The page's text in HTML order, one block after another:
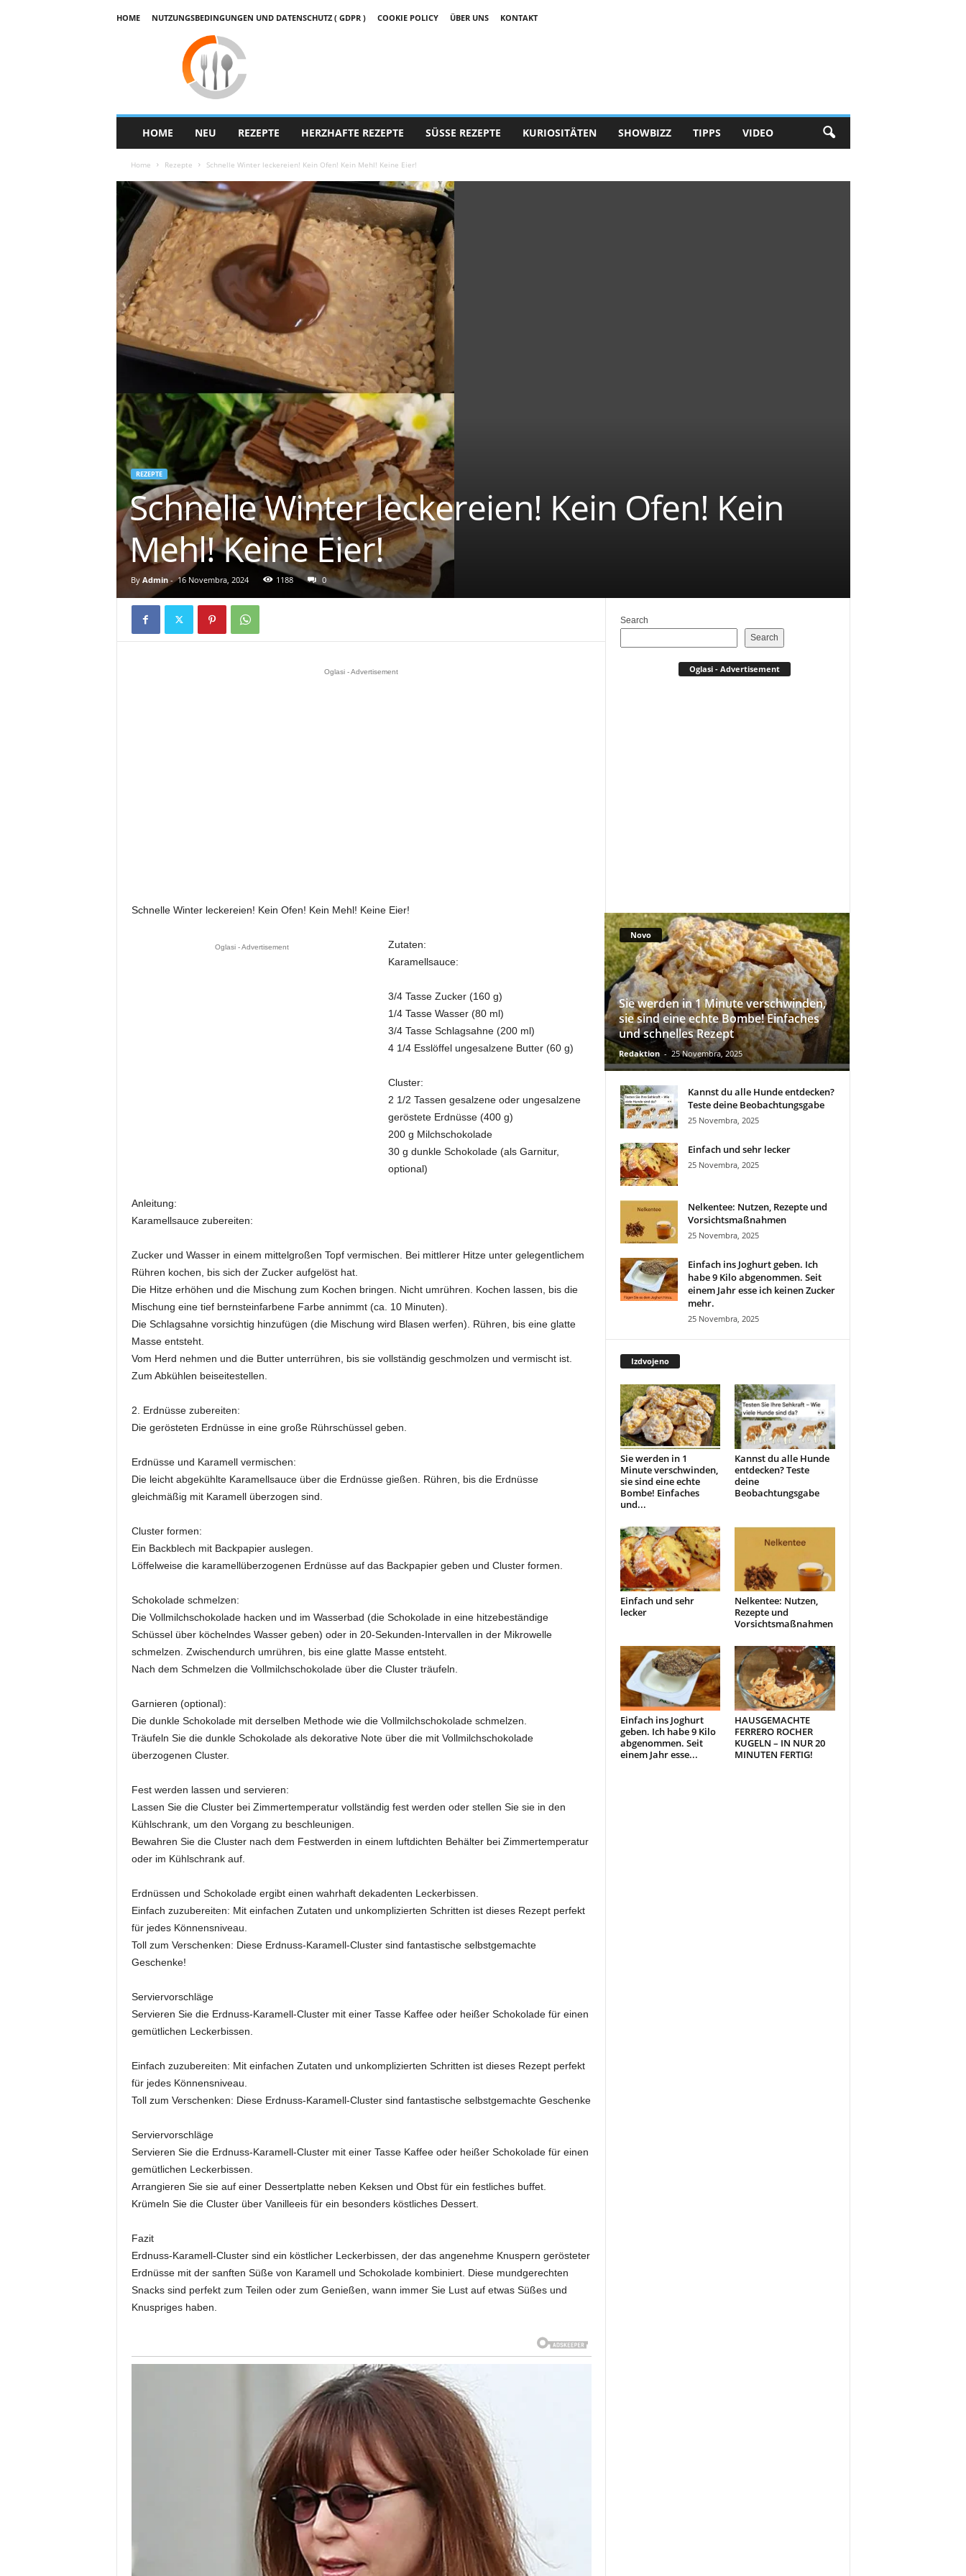
HOME NUTZUNGSBEDINGUNGEN UND DATENSCHUTZ ( GDPR ) COOKIE POLICY ÜBER UNS
KONTAKT
HOME NEU REZEPTE HERZHAFTE REZEPTE SÜSSE REZEPTE KURIOSITÄTEN SHOWBIZZ TIPPS VIDEO
Home Rezepte Schnelle Winter leckereien! Kein Ofen! Kein Mehl! Keine Eier!
REZEPTE
Schnelle Winter leckereien! Kein Ofen! Kein
Mehl! Keine Eier!
By Admin- 16 Novembra, 2024 1188 0
Oglasi - Advertisement
Schnelle Winter leckereien! Kein Ofen! Kein Mehl! Keine Eier!
Oglasi - Advertisement
Zutaten:
Karamellsauce:
3/4 Tasse Zucker (160 g)
1/4 Tasse Wasser (80 ml)
3/4 Tasse Schlagsahne (200 ml)
4 1/4 Esslöffel ungesalzene Butter (60 g)
Cluster:
2 1/2 Tassen gesalzene oder ungesalzene
geröstete Erdnüsse (400 g)
200 g Milchschokolade
30 g dunkle Schokolade (als Garnitur,
optional)
Anleitung:
Karamellsauce zubereiten:
Zucker und Wasser in einem mittelgroßen Topf vermischen. Bei mittlerer Hitze unter gelegentlichem
Rühren kochen, bis sich der Zucker aufgelöst hat.
Die Hitze erhöhen und die Mischung zum Kochen bringen. Nicht umrühren. Kochen lassen, bis die
Mischung eine tief bernsteinfarbene Farbe annimmt (ca. 10 Minuten).
Die Schlagsahne vorsichtig hinzufügen (die Mischung wird Blasen werfen). Rühren, bis eine glatte
Masse entsteht.
Vom Herd nehmen und die Butter unterrühren, bis sie vollständig geschmolzen und vermischt ist.
Zum Abkühlen beiseitestellen.
2. Erdnüsse zubereiten:
Die gerösteten Erdnüsse in eine große Rührschüssel geben.
Erdnüsse und Karamell vermischen:
Die leicht abgekühlte Karamellsauce über die Erdnüsse gießen. Rühren, bis die Erdnüsse
gleichmäßig mit Karamell überzogen sind.
Cluster formen:
Ein Backblech mit Backpapier auslegen.
Löffelweise die karamellüberzogenen Erdnüsse auf das Backpapier geben und Cluster formen.
Schokolade schmelzen:
Die Vollmilchschokolade hacken und im Wasserbad (die Schokolade in eine hitzebeständige
Schüssel über köchelndes Wasser geben) oder in 20-Sekunden-Intervallen in der Mikrowelle
schmelzen. Zwischendurch umrühren, bis eine glatte Masse entsteht.
Nach dem Schmelzen die Vollmilchschokolade über die Cluster träufeln.
Garnieren (optional):
Die dunkle Schokolade mit derselben Methode wie die Vollmilchschokolade schmelzen.
Träufeln Sie die dunkle Schokolade als dekorative Note über die mit Vollmilchschokolade
überzogenen Cluster.
Fest werden lassen und servieren:
Lassen Sie die Cluster bei Zimmertemperatur vollständig fest werden oder stellen Sie sie in den
Kühlschrank, um den Vorgang zu beschleunigen.
Bewahren Sie die Cluster nach dem Festwerden in einem luftdichten Behälter bei Zimmertemperatur
oder im Kühlschrank auf.
Erdnüssen und Schokolade ergibt einen wahrhaft dekadenten Leckerbissen.
Einfach zuzubereiten: Mit einfachen Zutaten und unkomplizierten Schritten ist dieses Rezept perfekt
für jedes Könnensniveau.
Toll zum Verschenken: Diese Erdnuss-Karamell-Cluster sind fantastische selbstgemachte
Geschenke!
Serviervorschläge
Servieren Sie die Erdnuss-Karamell-Cluster mit einer Tasse Kaffee oder heißer Schokolade für einen
gemütlichen Leckerbissen.
Einfach zuzubereiten: Mit einfachen Zutaten und unkomplizierten Schritten ist dieses Rezept perfekt
für jedes Könnensniveau.
Toll zum Verschenken: Diese Erdnuss-Karamell-Cluster sind fantastische selbstgemachte Geschenke
Serviervorschläge
Servieren Sie die Erdnuss-Karamell-Cluster mit einer Tasse Kaffee oder heißer Schokolade für einen
gemütlichen Leckerbissen.
Arrangieren Sie sie auf einer Dessertplatte neben Keksen und Obst für ein festliches buffet.
Krümeln Sie die Cluster über Vanilleeis für ein besonders köstliches Dessert.
Fazit
Erdnuss-Karamell-Cluster sind ein köstlicher Leckerbissen, der das angenehme Knuspern gerösteter
Erdnüsse mit der sanften Süße von Karamell und Schokolade kombiniert. Diese mundgerechten
Snacks sind perfekt zum Teilen oder zum Genießen, wann immer Sie Lust auf etwas Süßes und
Knuspriges haben.
Search
Search
Oglasi - Advertisement
Novo
Sie werden in 1 Minute verschwinden,
sie sind eine echte Bombe! Einfaches
und schnelles Rezept
Redaktion - 25 Novembra, 2025
Kannst du alle Hunde entdecken?
Teste deine Beobachtungsgabe
25 Novembra, 2025
Einfach und sehr lecker
25 Novembra, 2025
Nelkentee: Nutzen, Rezepte und
Vorsichtsmaßnahmen
25 Novembra, 2025
Einfach ins Joghurt geben. Ich
habe 9 Kilo abgenommen. Seit
einem Jahr esse ich keinen Zucker
mehr.
25 Novembra, 2025
Izdvojeno
Sie werden in 1
Minute verschwinden,
sie sind eine echte
Bombe! Einfaches
und...
Kannst du alle Hunde
entdecken? Teste
deine
Beobachtungsgabe
Einfach und sehr
lecker
Nelkentee: Nutzen,
Rezepte und
Vorsichtsmaßnahmen
Einfach ins Joghurt
geben. Ich habe 9 Kilo
abgenommen. Seit
einem Jahr esse...
HAUSGEMACHTE
FERRERO ROCHER
KUGELN – IN NUR 20
MINUTEN FERTIG!